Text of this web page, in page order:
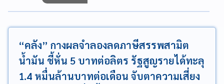
“คลัง” กางผลจำลองลดภาษีสรรพสามิต
น้ำมัน ชี้หั่น 5 บาทต่อลิตร รัฐสูญรายได้ทะลุ
1.4 หมื่นล้านบาทต่อเดือน จับตาความเสี่ยง